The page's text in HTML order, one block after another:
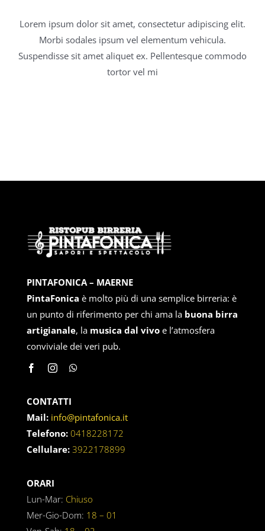
Contatti
Lorem ipsum dolor sit amet, consectetur adipiscing elit.
Morbi sodales ipsum vel elementum vehicula.
Suspendisse sit amet aliquet ex. Pellentesque commodo
tortor vel mi
PINTAFONICA – MAERNE
PintaFonica è molto più di una semplice birreria: è
un punto di riferimento per chi ama la buona birra
artigianale, la musica dal vivoe l’atmosfera
conviviale dei veri pub.
CONTATTI
Mail: info@pintafonica.it
Telefono: 0418228172
Cellulare: 3922178899
ORARI
Lun-Mar: Chiuso
Mer-Gio-Dom: 18 – 01